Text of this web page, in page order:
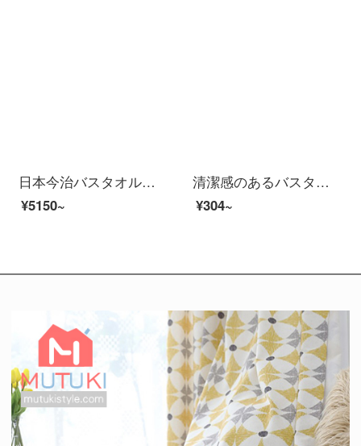
日本今治バスタオル日本から今治大タオルタオルを輸入しました。家庭用の女性純綿男性の吸水速乾ベビーセットの柔らかい3点セットの青（薄いタイプの速乾タイプ）
¥5150~
清潔感のあるバスタオル純綿家庭用男女全綿に厚い抗菌力を加え、吸水速乾風呂大巾静謐藍（A種標準/長い綿毛/ドイツ司馬3 A級抗菌）
¥304~